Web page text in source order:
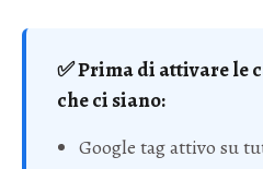
✅ Prima di attivare le
che ci siano:
Google tag attivo su